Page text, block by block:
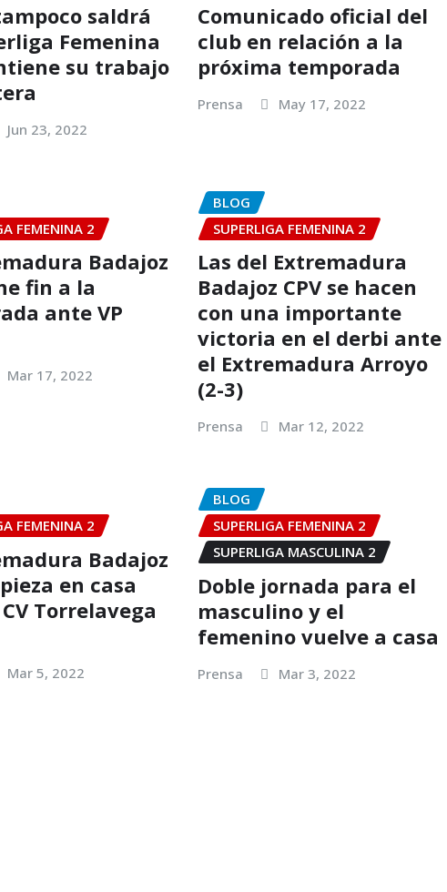
saldrá
Femenina
su trabajo
Jun 23, 2022
Comunicado oficial del
club en relación a la
próxima temporada
Prensa May 17, 2022
FEMENINA 2
Badajoz
fin a la
ante VP
Mar 17, 2022
BLOG
SUPERLIGA FEMENINA 2
Las del Extremadura
Badajoz CPV se hacen
con una importante
victoria en el derbi ante
el Extremadura Arroyo
(2-3)
Prensa Mar 12, 2022
FEMENINA 2
Badajoz
en casa
Torrelavega
Mar 5, 2022
BLOG
SUPERLIGA FEMENINA 2
SUPERLIGA MASCULINA 2
Doble jornada para el
masculino y el
femenino vuelve a casa
Prensa Mar 3, 2022